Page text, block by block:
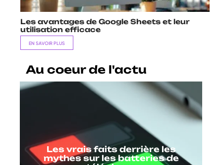
Les avantages de Google Sheets et leur
utilisation efficace
EN SAVOIR PLUS
Au coeur de l'actu
Les vrais faits derrière les
mythes sur les batteries de